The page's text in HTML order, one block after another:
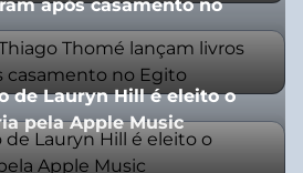
após casamento no
de Lauryn Hill é eleito o
pela Apple Music